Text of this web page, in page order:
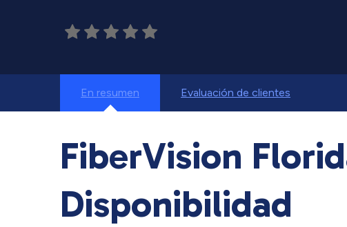
En resumen Evaluación de clientes
FiberVision
Disponibilidad